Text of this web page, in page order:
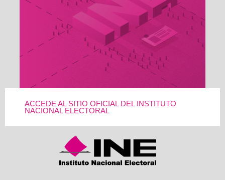
ACCEDE AL SITIO OFICIAL DEL INSTITUTO
NACIONAL ELECTORAL